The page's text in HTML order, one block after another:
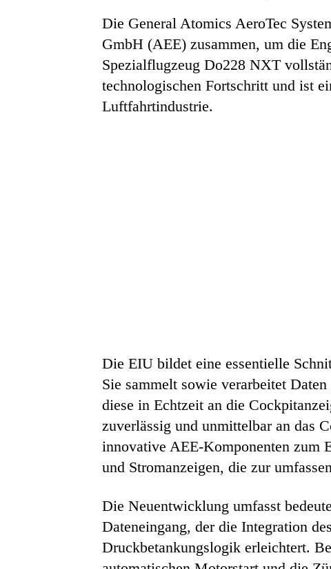
Die General Atomics AeroTec
GmbH (AEE) zusammen, um die
Spezialflugzeug Do228 NXT
technologischen Fortschritt und ist
Luftfahrtindustrie.
Die EIU bildet eine essentielle
Sie sammelt sowie verarbeitet
diese in Echtzeit an die
zuverlässig und unmittelbar an das
innovative AEE-Komponenten zum
und Stromanzeigen, die zur
Die Neuentwicklung umfasst
Dateneingang, der die Integration
Druckbetankungslogik erleichtert.